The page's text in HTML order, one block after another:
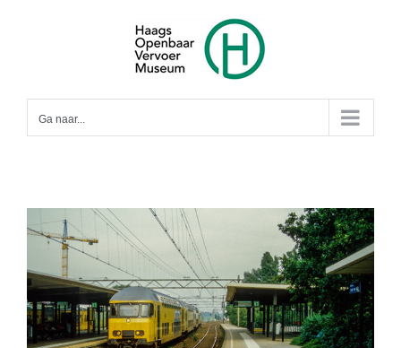
Ga naar...